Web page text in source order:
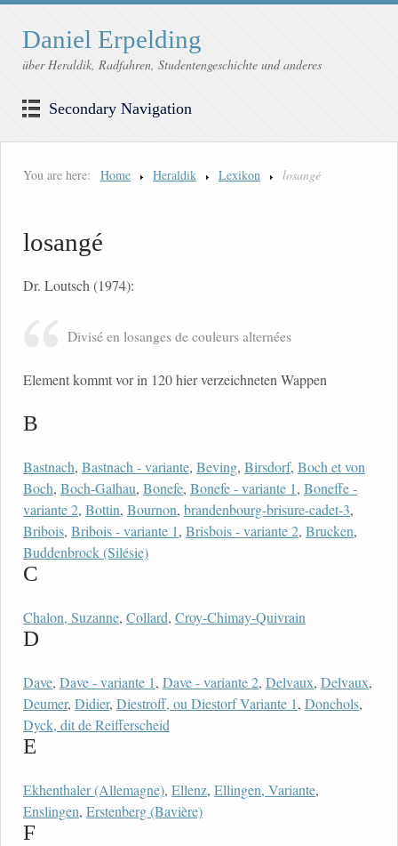
Daniel Erpelding
über Heraldik, Radfahren, Studentengeschichte und anderes
Secondary Navigation
You are here: Home Heraldik Lexikon losangé
losangé
Dr. Loutsch (1974):
Divisé en losanges de couleurs alternées
Element kommt vor in 120 hier verzeichneten Wappen
B
Bastnach, Bastnach - variante, Beving, Birsdorf, Boch et von
Boch, Boch-Galhau, Bonefe, Bonefe - variante 1, Boneffe -
variante 2, Bottin, Bournon, brandenbourg-brisure-cadet-3,
Bribois, Bribois - variante 1, Brisbois - variante 2, Brucken,
Buddenbrock (Silésie)
C
Chalon, Suzanne, Collard, Croy-Chimay-Quivrain
D
Dave, Dave - variante 1, Dave - variante 2, Delvaux, Delvaux,
Deumer, Didier, Diestroff, ou Diestorf Variante 1, Donchols,
Dyck, dit de Reifferscheid
E
Ekhenthaler (Allemagne), Ellenz, Ellingen, Variante,
Enslingen, Erstenberg (Bavière)
F